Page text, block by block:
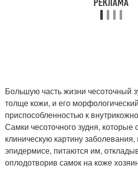
Большую часть жизни чесоточный
толще кожи, и его
приспособленностью к
Самки чесоточного зудня, которые
клиническую картину
эпидермисе, питаются им,
оплодотворив самок на коже